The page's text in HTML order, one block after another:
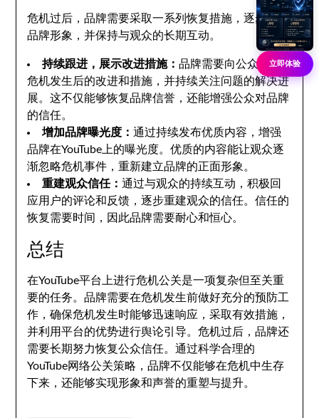
危机过后，品牌需要采取一系列恢复措施，逐步恢复
品牌形象，并保持与观众的长期互动。
持续跟进，展示改进措施：品牌需要向公众展示
危机发生后的改进和措施，并持续关注问题的解决进
展。这不仅能够恢复品牌信誉，还能增强公众对品牌
的信任。
增加品牌曝光度：通过持续发布优质内容，增强
品牌在YouTube上的曝光度。优质的内容能让观众逐
渐忽略危机事件，重新建立品牌的正面形象。
重建观众信任：通过与观众的持续互动，积极回
应用户的评论和反馈，逐步重建观众的信任。信任的
恢复需要时间，因此品牌需要耐心和恒心。
总结
在YouTube平台上进行危机公关是一项复杂但至关重
要的任务。品牌需要在危机发生前做好充分的预防工
作，确保危机发生时能够迅速响应，采取有效措施，
并利用平台的优势进行舆论引导。危机过后，品牌还
需要长期努力恢复公众信任。通过科学合理的
YouTube网络公关策略，品牌不仅能够在危机中生存
下来，还能够实现形象和声誉的重塑与提升。
立即体验